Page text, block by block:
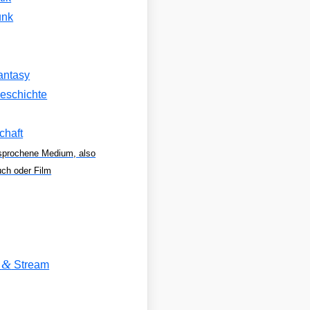
Medium, also
oder Film
& Stream